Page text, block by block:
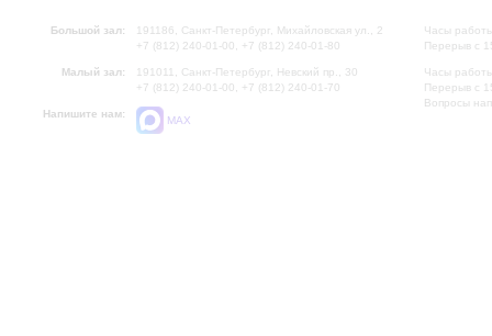
Большой зал:
191186, Санкт-Петербург, Михайловская ул., 2
+7 (812) 240-01-00, +7 (812) 240-01-80
Малый зал:
191011, Санкт-Петербург, Невский пр., 30
+7 (812) 240-01-00, +7 (812) 240-01-70
Напишите нам:
MAX
Часы
Перерыв с
Часы
Перерыв с
Вопросы